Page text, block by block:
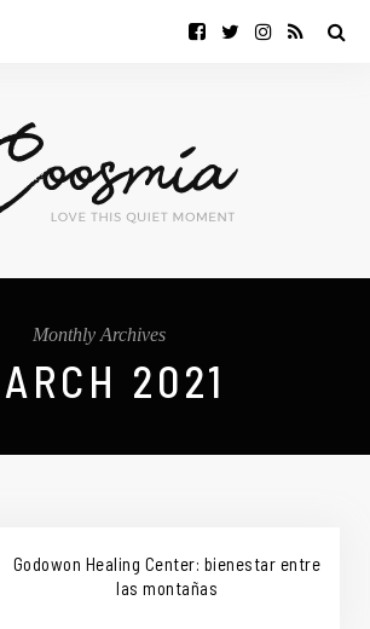
Monthly Archives
2021
Godowon Healing Center: bienestar entre
las montañas